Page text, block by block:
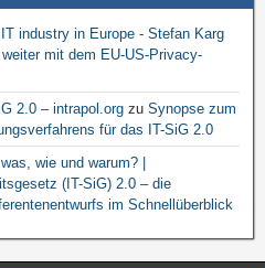
industry in Europe - Stefan Karg
mit dem EU-US-Privacy-
2.0 – intrapol.org zu Synopse zum
für das IT-SiG 2.0
wie und warum? |
(IT-SiG) 2.0 – die
im Schnellüberblick